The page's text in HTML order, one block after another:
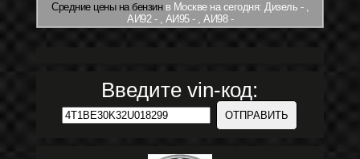
Средние цены на бензинв Москве на сегодня: Дизель - ,
АИ92 - , АИ95 - , АИ98 -
Введите vin-код: